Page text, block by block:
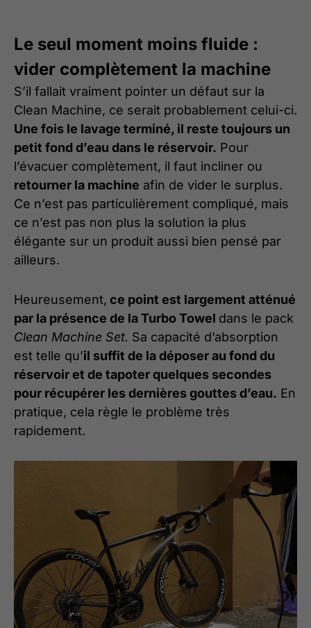
Le seul moment moins fluide :
vider complètement la machine
S’il fallait vraiment pointer un défaut sur la
Clean Machine, ce serait probablement celui-ci.
Une fois le lavage terminé, il reste toujours un
petit fond d’eau dans le réservoir. Pour
l’évacuer complètement, il faut incliner ou
retourner la machine afin de vider le surplus.
Ce n’est pas particulièrement compliqué, mais
ce n’est pas non plus la solution la plus
élégante sur un produit aussi bien pensé par
ailleurs.
Heureusement, ce point est largement atténué
par la présence de la Turbo Towel dans le pack
Clean Machine Set. Sa capacité d’absorption
est telle qu’il suffit de la déposer au fond du
réservoir et de tapoter quelques secondes
pour récupérer les dernières gouttes d’eau. En
pratique, cela règle le problème très
rapidement.